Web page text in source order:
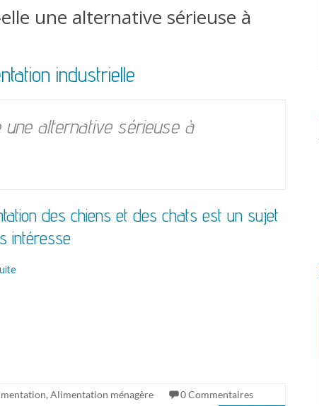
une alternative sérieuse à
industrielle
une alternative sérieuse à
des chiens et des chats est un sujet
intéresse
, Alimentation ménagère 0 Commentaires